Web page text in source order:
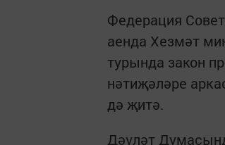
Федерация
аенда Хезмәт
турында закон
нәтиҗәләре
дә җитә.
Дәүләт